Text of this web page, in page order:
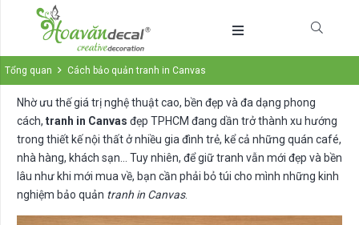
Tổng quan Cách bảo quản tranh in Canvas
Nhờ ưu thế giá trị nghệ thuật cao, bền đẹp và đa dạng phong
cách, tranh in Canvas đẹp TPHCM đang dần trở thành xu hướng
trong thiết kế nội thất ở nhiều gia đình trẻ, kể cả những quán café,
nhà hàng, khách sạn… Tuy nhiên, để giữ tranh vẫn mới đẹp và bền
lâu như khi mới mua về, bạn cần phải bỏ túi cho mình những kinh
nghiệm bảo quản tranh in Canvas.